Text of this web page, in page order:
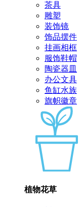
茶具
雕塑
装饰镜
饰品摆件
挂画相框
服饰鞋帽
陶瓷器皿
办公文具
鱼缸水族
旗帜徽章
植物花草